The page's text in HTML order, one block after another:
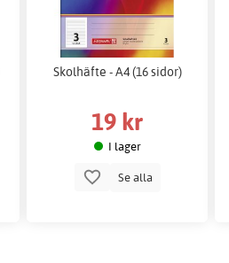
Skolhäfte - A4 (16 sidor)
19 kr
I lager
Se alla